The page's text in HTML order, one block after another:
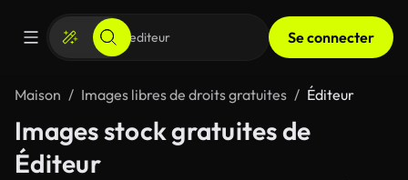
Se connecter
Maison Images libres de droits gratuites Éditeur
Images stock gratuites de
Éditeur